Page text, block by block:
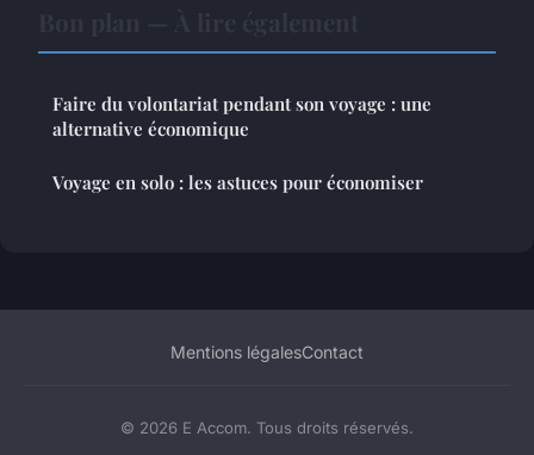
Faire du volontariat pendant son voyage : une
alternative économique
Voyage en solo : les astuces pour économiser
Mentions légalesContact
© 2026 E Accom. Tous droits réservés.